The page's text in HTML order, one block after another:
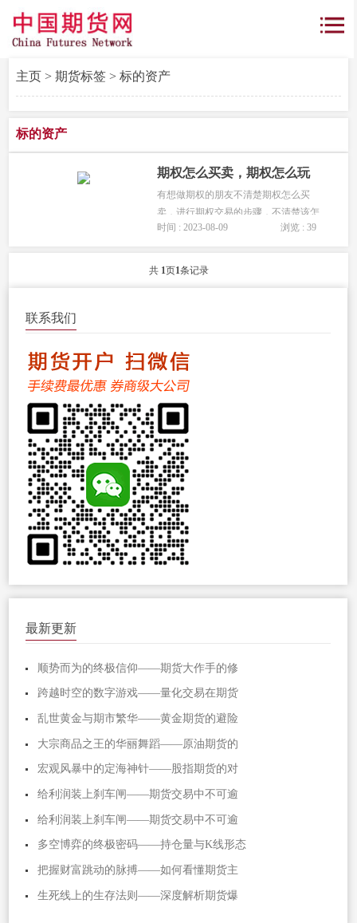
主页> 期货标签> 标的资产
标的资产
期权怎么买卖，期权怎么玩
有想做期权的朋友不清楚期权怎么买
卖，进行期权交易的步骤，不清楚该怎
么玩期权，本文为您带来解答。...
时间 : 2023-08-09 浏览 : 39
共 1页1条记录
联系我们
最新更新
顺势而为的终极信仰——期货大作手的修
跨越时空的数字游戏——量化交易在期货
乱世黄金与期市繁华——黄金期货的避险
大宗商品之王的华丽舞蹈——原油期货的
宏观风暴中的定海神针——股指期货的对
给利润装上刹车闸——期货交易中不可逾
给利润装上刹车闸——期货交易中不可逾
多空博弈的终极密码——持仓量与K线形态
把握财富跳动的脉搏——如何看懂期货主
生死线上的生存法则——深度解析期货爆